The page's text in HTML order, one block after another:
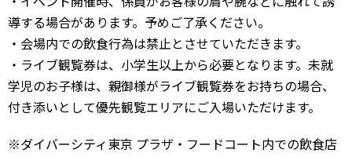
導する場合があります。予めご了承ください。
・会場内での飲食行為は禁止とさせていただきます。
・ライブ観覧券は、小学生以上から必要となります。未就
学児のお子様は、親御様がライブ観覧券をお持ちの場合、
付き添いとして優先観覧エリアにご入場いただけます。
※ダイバーシティ東京 プラザ・フードコート内での飲食店